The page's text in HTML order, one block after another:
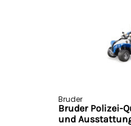
Bruder
Bruder Polizei-
und Ausstattung